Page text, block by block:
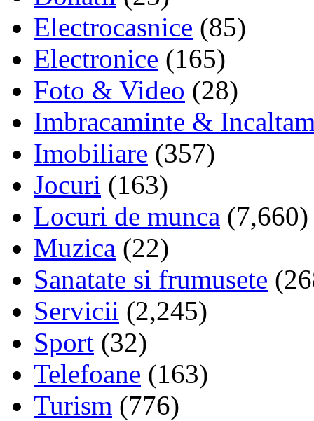
Electrocasnice (85)
Electronice (165)
Foto & Video (28)
Imbracaminte &
Imobiliare (357)
Jocuri (163)
Locuri de munca (7,660)
Muzica (22)
Sanatate si frumusete
Servicii (2,245)
Sport (32)
Telefoane (163)
Turism (776)